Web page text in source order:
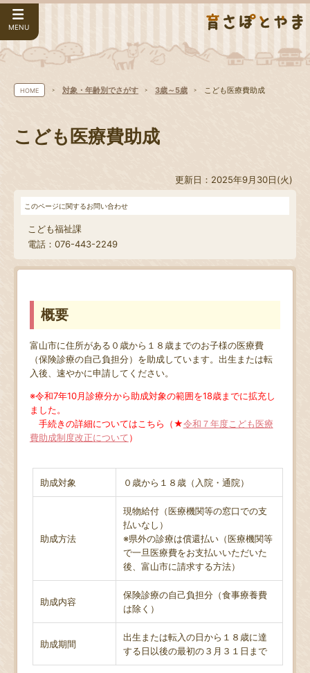
MENU
HOME 対象・年齢別でさがす 3歳～5歳 こども医療費助成
こども医療費助成
更新日：2025年9月30日(火)
このページに関するお問い合わせ
こども福祉課
電話：076-443-2249
概要
富山市に住所がある０歳から１８歳までのお子様の医療費
（保険診療の自己負担分）を助成しています。出生または転
入後、速やかに申請してください。
※令和7年10月診療分から助成対象の範囲を18歳までに拡充し
ました。
手続きの詳細についてはこちら（★令和７年度こども医療
費助成制度改正について）
助成対象 ０歳から １８歳 （ 入院・通院）
助成方法
現物給付（医療機関等の窓口での支
払いなし）
※県外の診療は償還払い（医療機関等
で一旦医療費をお支払いいただいた
後、富山市に請求する方法）
助成内容
保険診療の自己負担分 （食事療養費
は除く）
助成期間
出生または転入の日から１８歳に達
する日以後の最初の３月３１日まで